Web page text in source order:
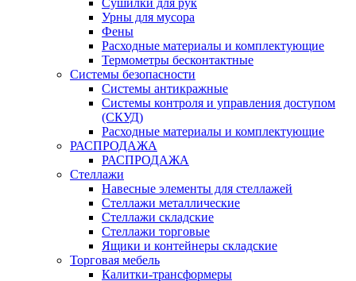
Сушилки для рук
Урны для мусора
Фены
Расходные материалы и комплектующие
Термометры бесконтактные
Системы безопасности
Системы антикражные
Системы контроля и управления доступом
(СКУД)
Расходные материалы и комплектующие
РАСПРОДАЖА
РАСПРОДАЖА
Стеллажи
Навесные элементы для стеллажей
Стеллажи металлические
Стеллажи складские
Стеллажи торговые
Ящики и контейнеры складские
Торговая мебель
Калитки-трансформеры